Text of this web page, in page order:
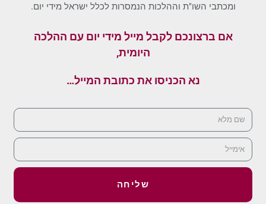
ומכתבי השו"ת וההלכות הנמסרות לכלל ישראל מידי יום.
אם ברצונכם לקבל מייל מידי יום עם ההלכה
היומית,
נא הכניסו את כתובת המייל…
שליחה